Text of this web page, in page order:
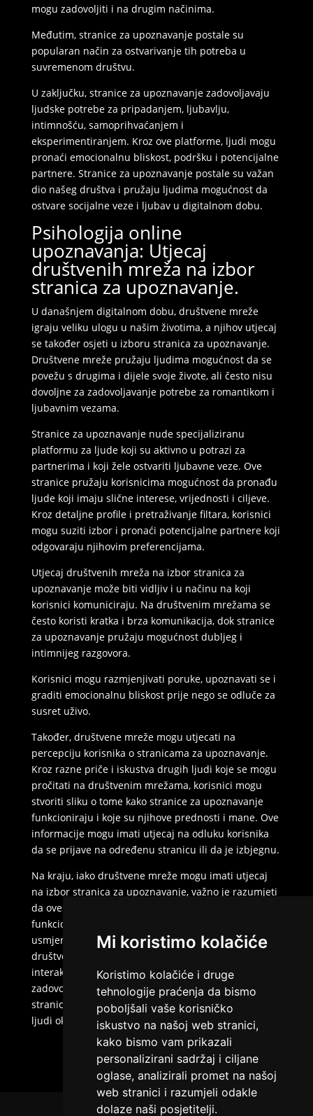
Mi koristimo kolačiće
Koristimo kolačiće i druge
tehnologije praćenja da bismo
poboljšali vaše korisničko
iskustvo na našoj web stranici,
kako bismo vam prikazali
personalizirani sadržaj i ciljane
oglase, analizirali promet na našoj
web stranici i razumjeli odakle
dolaze naši posjetitelji.
mogu zadovoljiti i na drugim načinima.
Međutim, stranice za upoznavanje postale su
popularan način za ostvarivanje tih potreba u
suvremenom društvu.
U zaključku, stranice za upoznavanje zadovoljavaju
ljudske potrebe za pripadanjem, ljubavlju,
intimnošću, samoprihvaćanjem i
eksperimentiranjem. Kroz ove platforme, ljudi mogu
pronaći emocionalnu bliskost, podršku i potencijalne
partnere. Stranice za upoznavanje postale su važan
dio našeg društva i pružaju ljudima mogućnost da
ostvare socijalne veze i ljubav u digitalnom dobu.
Psihologija online
upoznavanja: Utjecaj
društvenih mreža na izbor
stranica za upoznavanje.
U današnjem digitalnom dobu, društvene mreže
igraju veliku ulogu u našim životima, a njihov utjecaj
se također osjeti u izboru stranica za upoznavanje.
Društvene mreže pružaju ljudima mogućnost da se
povežu s drugima i dijele svoje živote, ali često nisu
dovoljne za zadovoljavanje potrebe za romantikom i
ljubavnim vezama.
Stranice za upoznavanje nude specijaliziranu
platformu za ljude koji su aktivno u potrazi za
partnerima i koji žele ostvariti ljubavne veze. Ove
stranice pružaju korisnicima mogućnost da pronađu
ljude koji imaju slične interese, vrijednosti i ciljeve.
Kroz detaljne profile i pretraživanje filtara, korisnici
mogu suziti izbor i pronaći potencijalne partnere koji
odgovaraju njihovim preferencijama.
Utjecaj društvenih mreža na izbor stranica za
upoznavanje može biti vidljiv i u načinu na koji
korisnici komuniciraju. Na društvenim mrežama se
često koristi kratka i brza komunikacija, dok stranice
za upoznavanje pružaju mogućnost dubljeg i
intimnijeg razgovora.
Korisnici mogu razmjenjivati poruke, upoznavati se i
graditi emocionalnu bliskost prije nego se odluče za
susret uživo.
Također, društvene mreže mogu utjecati na
percepciju korisnika o stranicama za upoznavanje.
Kroz razne priče i iskustva drugih ljudi koje se mogu
pročitati na društvenim mrežama, korisnici mogu
stvoriti sliku o tome kako stranice za upoznavanje
funkcioniraju i koje su njihove prednosti i mane. Ove
informacije mogu imati utjecaj na odluku korisnika
da se prijave na određenu stranicu ili da je izbjegnu.
Na kraju, iako društvene mreže mogu imati utjecaj
na izbor stranica za upoznavanje, važno je razumjeti
da ove dvije platforme imaju različite svrhe i
funkcionalnosti. Stranice za upoznavanje su
usmjerene na pronalaženje ljubavnih veza, dok su
društvene mreže više usmjerene na društvenu
interakciju općenito. Svaka od ovih platformi može
zadovoljiti određene potrebe korisnika, ali često su
stranice za upoznavanje ciljano mjesto na kojem se
ljudi okupljaju u potrazi za ljubavlju i romansom.
Naslovna Uvjeti korištenja